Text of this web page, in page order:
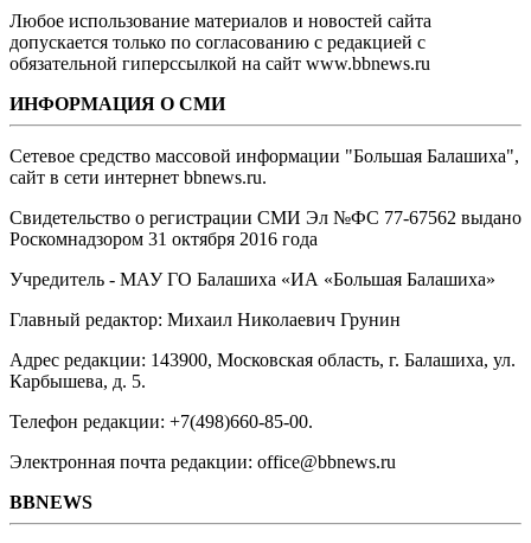
Любое использование материалов и новостей сайта
допускается только по согласованию с редакцией с
обязательной гиперссылкой на сайт www.bbnews.ru
ИНФОРМАЦИЯ О СМИ
Сетевое средство массовой информации "Большая Балашиха",
сайт в сети интернет bbnews.ru.
Свидетельство о регистрации СМИ Эл №ФС ‎77-67562 выдано
Роскомнадзором 31 октября 2016 года
Учредитель - МАУ ГО Балашиха «ИА «Большая Балашиха»
Главный редактор: Михаил Николаевич Грунин
Адрес редакции: 143900, Московская область, г. Балашиха, ул.
Карбышева, д. 5.
Телефон редакции: +7(498)660-85-00.
Электронная почта редакции: office@bbnews.ru
BBNEWS